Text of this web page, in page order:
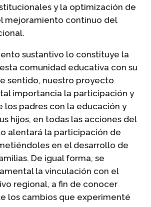
y la optimización de
mejoramiento continuo del
sustantivo lo constituye la
comunidad educativa con su
sentido, nuestro proyecto
importancia la participación y
los padres con la educación y
hijos, en todas las acciones del
alentará la participación de
en el desarrollo de
De igual forma, se
la vinculación con el
regional, a fin de conocer
los cambios que experimenté